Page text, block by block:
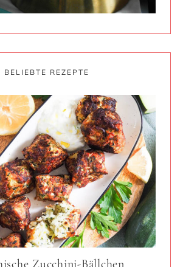
BELIEBTE REZEPTE
Zucchini-Bällchen